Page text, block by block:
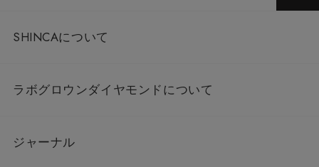
SHINCAについて
ラボグロウンダイヤモンドについて
ジャーナル